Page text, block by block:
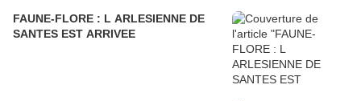
FAUNE-FLORE : L ARLESIENNE DE
SANTES EST ARRIVEE